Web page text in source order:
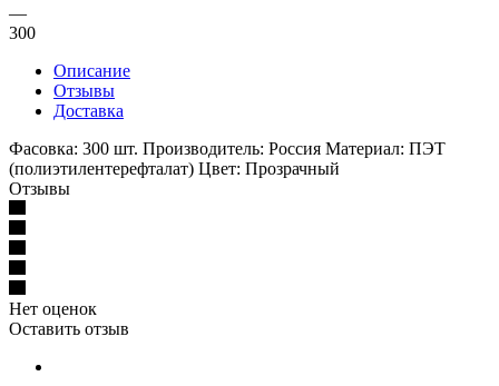
—
300
Описание
Отзывы
Доставка
Фасовка: 300 шт. Производитель: Россия Материал: ПЭТ
(полиэтилентерефталат) Цвет: Прозрачный
Отзывы
Нет оценок
Оставить отзыв